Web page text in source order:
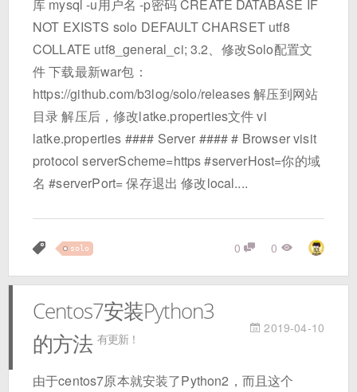
库 mysql -u用户名 -p密码 CREATE DATABASE IF
NOT EXISTS solo DEFAULT CHARSET utf8
COLLATE utf8_general_ci; 3.2、修改Solo配置文
件 下载最新war包：
https://github.com/b3log/solo/releases 解压到网站
目录 解压后，修改latke.properties文件 vi
latke.properties #### Server #### # Browser visit
protocol serverScheme=https #serverHost=你的域
名 #serverPort= 保存退出 修改local....
solo 0 0
Centos7安装Python3
的方法 有更新！
2019-04-10
由于centos7原本就安装了Python2，而且这个